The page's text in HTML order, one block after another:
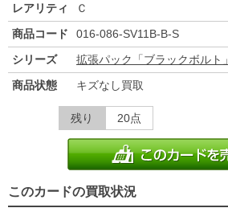
レアリティ
Ｃ
商品コード
016-086-SV11B-B-S
シリーズ
拡張パック「ブラックボルト」
商品状態
キズなし買取
残り 20点
このカードの買取状況